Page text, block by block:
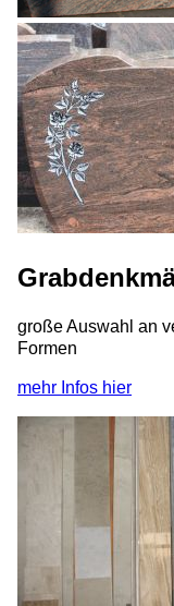
große Auswahl an
Formen
mehr Infos hier